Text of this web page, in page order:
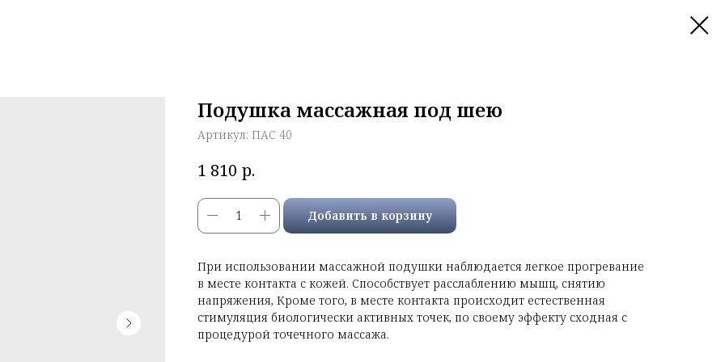
Подушка массажная под шею
Артикул: ПАС 40
1 810 р.
Добавить в корзину
При использовании массажной подушки наблюдается легкое прогревание
в месте контакта с кожей. Способствует расслаблению мышц, снятию
напряжения, Кроме того, в месте контакта происходит естественная
стимуляция биологически активных точек, по своему эффекту сходная с
процедурой точечного массажа.